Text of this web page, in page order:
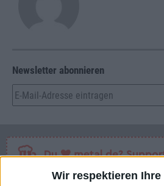
Wir respektieren
Newsletter abonnieren